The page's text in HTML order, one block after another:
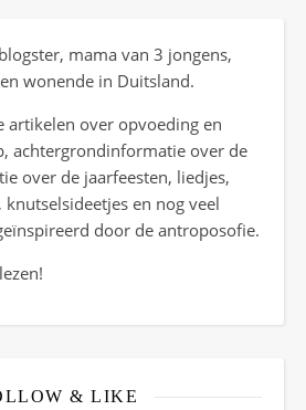
mama van 3 jongens,
wonende in Duitsland.
artikelen over opvoeding en
achtergrondinformatie over de
over de jaarfeesten, liedjes,
knutselsideetjes en nog veel
door de antroposofie.
& LIKE